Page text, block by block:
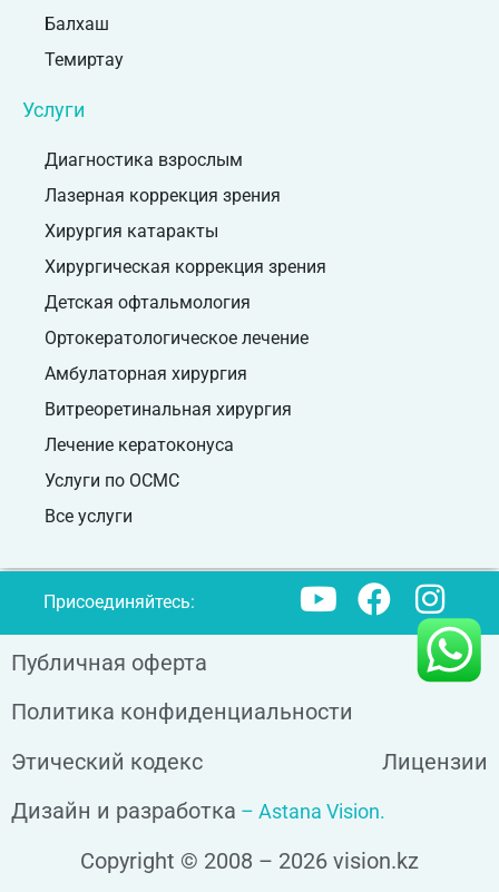
Балхаш
Темиртау
Услуги
Диагностика взрослым
Лазерная коррекция зрения
Хирургия катаракты
Хирургическая коррекция зрения
Детская офтальмология
Ортокератологическое лечение
Амбулаторная хирургия
Витреоретинальная хирургия
Лечение кератоконуса
Услуги по ОСМС
Все услуги
Присоединяйтесь:
Публичная оферта
Политика конфиденциальности
Этический кодекс
Лицензии
Дизайн и разработка – Astana Vision.
Copyright © 2008 – 2026 vision.kz